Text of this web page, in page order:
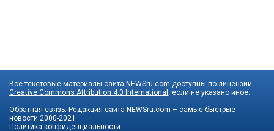
Все текстовые материалы сайта NEWSru.com доступны по лицензии:
Creative Commons Attribution 4.0 International
, если не указано иное.
Обратная связь: Редакция сайта NEWSru.com – самые быстрые
новости 2000-2021
Политика конфиденциальности